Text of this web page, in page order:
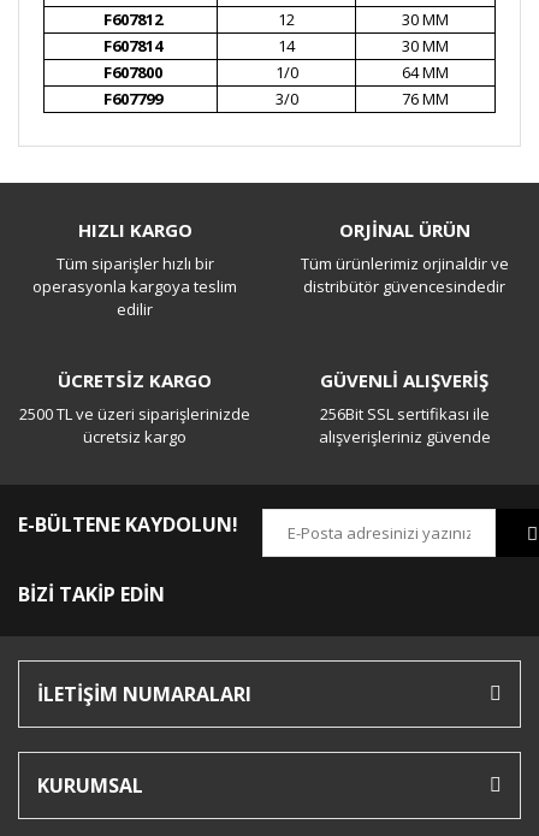
F607812
12
30 MM
F607814
14
30 MM
F607800
1/0
64 MM
F607799
3/0 76 MM
Yorum Yaz
HIZLI KARGO
Tüm siparişler hızlı bir
operasyonla kargoya teslim
edilir
ORJİNAL ÜRÜN
Tüm ürünlerimiz orjinaldir ve
distribütör güvencesindedir
ÜCRETSİZ KARGO
2500 TL ve üzeri siparişlerinizde
ücretsiz kargo
GÜVENLİ ALIŞVERİŞ
256Bit SSL sertifikası ile
alışverişleriniz güvende
E-BÜLTENE KAYDOLUN!
BİZİ TAKİP EDİN
İLETİŞİM NUMARALARI
KURUMSAL